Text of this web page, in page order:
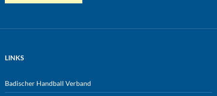
LINKS
Badischer Handball Verband